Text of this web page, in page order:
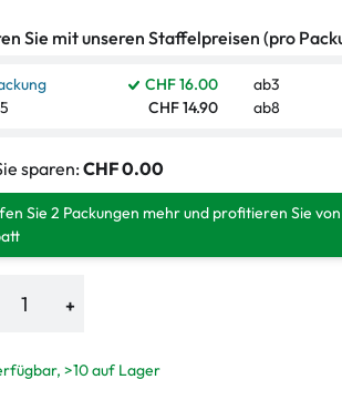
Sie mit unseren Staffelpreisen (pro
CHF 16.00 ab3
5 CHF 14.90 ab8
sparen: CHF 0.00
Sie 2 Packungen mehr und profitieren Sie
+
>10 auf Lager